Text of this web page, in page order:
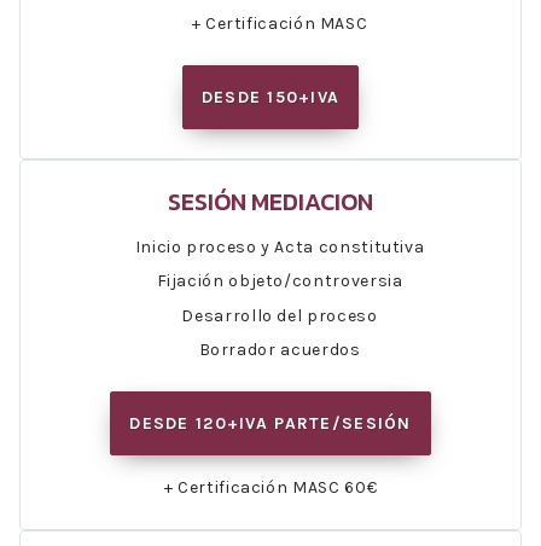
+ Certificación MASC
DESDE 150+IVA
SESIÓN MEDIACION
Inicio proceso y Acta constitutiva
Fijación objeto/controversia
Desarrollo del proceso
Borrador acuerdos
DESDE 120+IVA PARTE/SESIÓN
+ Certificación MASC 60€